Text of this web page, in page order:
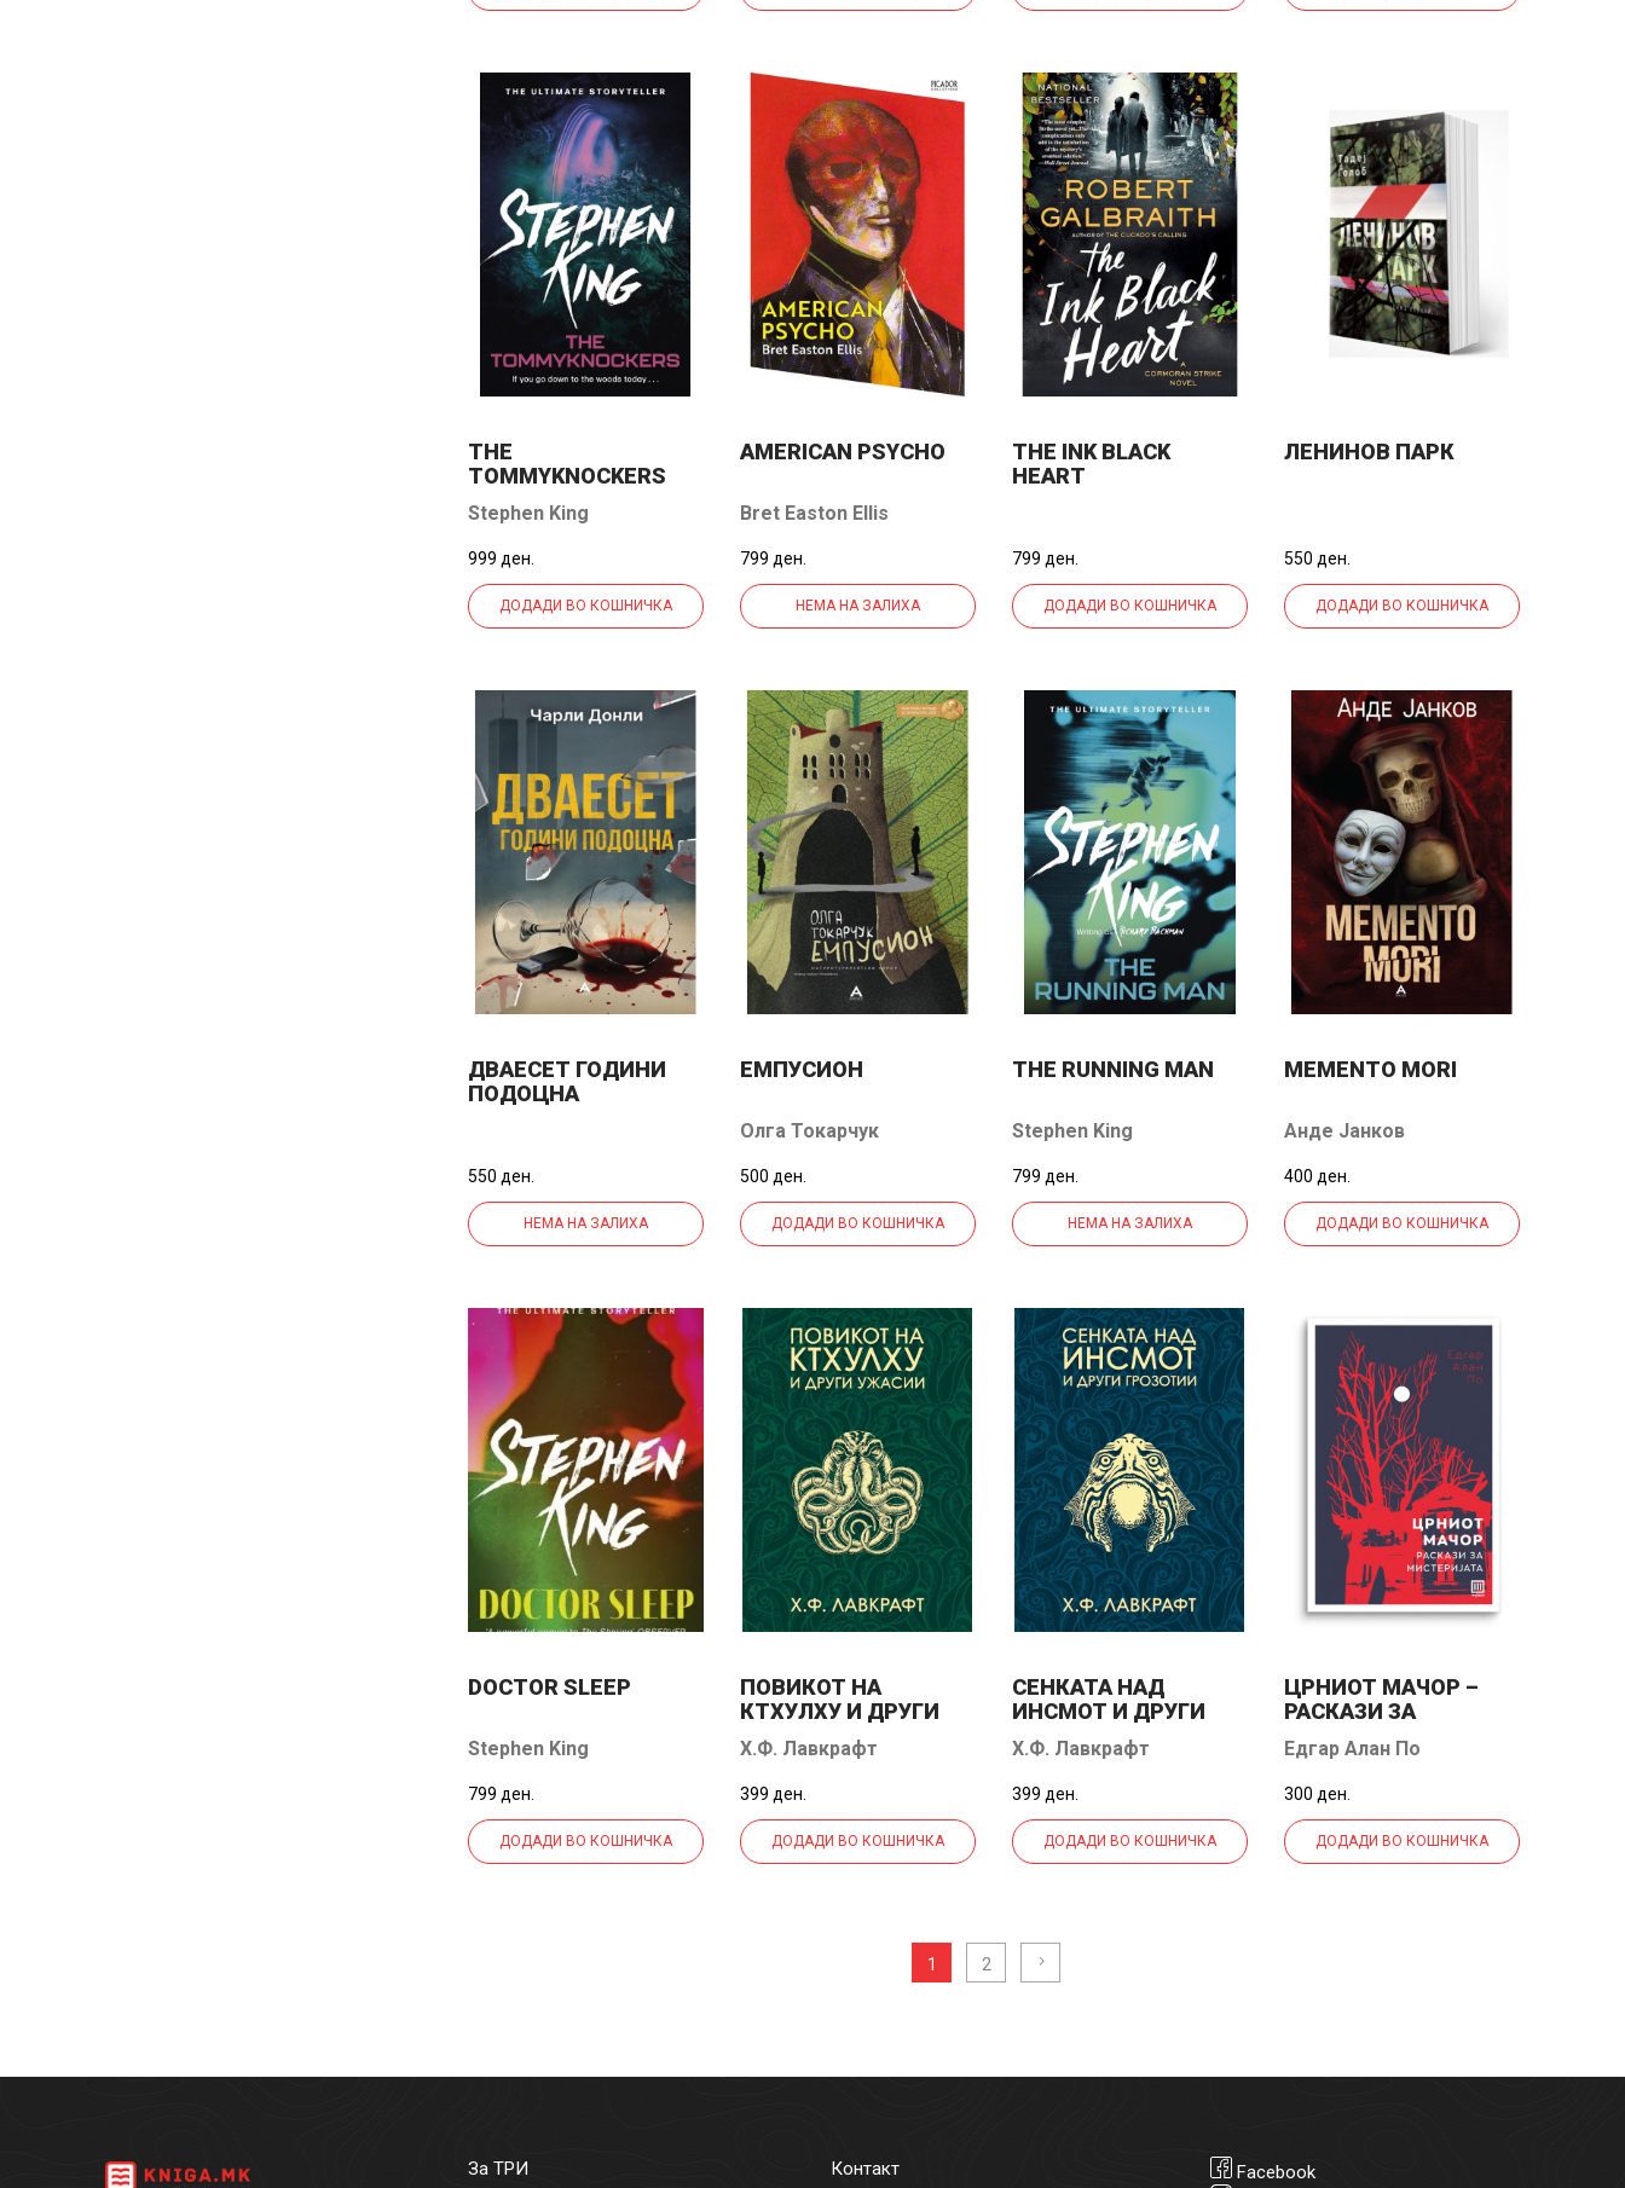
THE
TOMMYKNOCKERS
Stephen King
999 ден.
ДОДАДИ ВО КОШНИЧКА
AMERICAN PSYCHO
Bret Easton Ellis
799 ден.
НЕМА НА ЗАЛИХА
THE INK BLACK
HEART
799 ден.
ДОДАДИ ВО КОШНИЧКА
ЛЕНИНОВ ПАРК
550 ден.
ДОДАДИ ВО КОШНИЧКА
ДВАЕСЕТ ГОДИНИ
ПОДОЦНА
550 ден.
НЕМА НА ЗАЛИХА
ЕМПУСИОН
Олга Токарчук
500 ден.
ДОДАДИ ВО КОШНИЧКА
THE RUNNING MAN
Stephen King
799 ден.
НЕМА НА ЗАЛИХА
MEMENTO MORI
Анде Јанков
400 ден.
ДОДАДИ ВО КОШНИЧКА
DOCTOR SLEEP
Stephen King
799 ден.
ДОДАДИ ВО КОШНИЧКА
ПОВИКОТ НА
КТХУЛХУ И ДРУГИ
УЖАСИИ
Х.Ф. Лавкрафт
399 ден.
ДОДАДИ ВО КОШНИЧКА
СЕНКАТА НАД
ИНСМОТ И ДРУГИ
ГРОЗОТИИ
Х.Ф. Лавкрафт
399 ден.
ДОДАДИ ВО КОШНИЧКА
ЦРНИОТ МАЧОР –
РАСКАЗИ ЗА
МИСТЕРИЈАТА
Едгар Алан По
300 ден.
ДОДАДИ ВО КОШНИЧКА
1 2
За ТРИ Контакт Facebook